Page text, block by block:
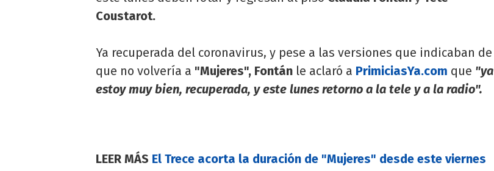
Coustarot.
Ya recuperada del coronavirus, y pese a las versiones que indicaban de
que no volvería a "Mujeres", Fontán le aclaró a PrimiciasYa.com que "ya
estoy muy bien, recuperada, y este lunes retorno a la tele y a la radio".
LEER MÁS El Trece acorta la duración de "Mujeres" desde este viernes